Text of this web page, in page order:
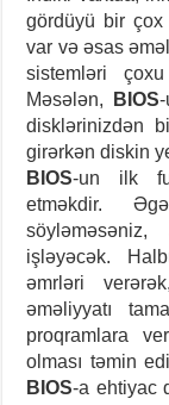
gördüyü bir çox
var və əsas
sistemləri
Məsələn,
BIOS-
disklərinizdən
girərkən diskin
BIOS-un ilk
etməkdir.
işləyəcək.
əmrləri
əməliyyatı
proqramlara
olması təmin
BIOS-a ehtiyac